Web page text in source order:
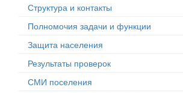
Структура и контакты
Полномочия задачи и функции
Защита населения
Результаты проверок
СМИ поселения